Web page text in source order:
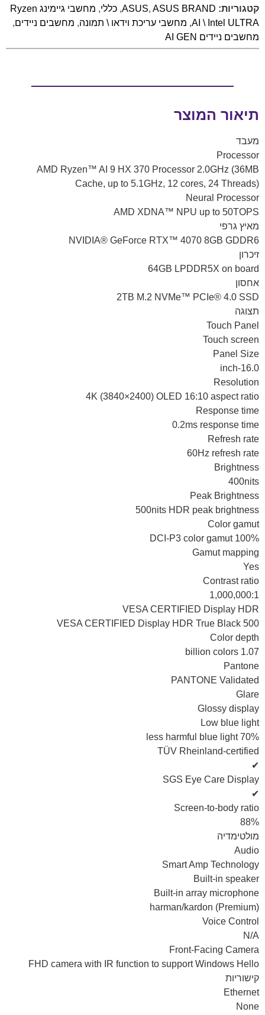
קטגוריות:
ASUS, ASUS BRAND
, כללי,
מחשבי גיימינג Ryzen
AI \ Intel ULTRA
, מחשבי עריכת וידאו \ תמונה, מחשבים ניידים,
מחשבים ניידים AI GEN
תיאור המוצר
מעבד
Processor
AMD Ryzen™ AI 9 HX 370 Processor 2.0GHz (36MB
Cache, up to 5.1GHz, 12 cores, 24 Threads)
Neural Processor
AMD XDNA™ NPU up to 50TOPS
מאיץ גרפי
NVIDIA® GeForce RTX™ 4070 8GB GDDR6
זיכרון
64GB LPDDR5X on board
אחסון
2TB M.2 NVMe™ PCIe® 4.0 SSD
תצוגה
Touch Panel
Touch screen
Panel Size
16.0-inch
Resolution
4K (3840×2400) OLED 16:10 aspect ratio
Response time
0.2ms response time
Refresh rate
60Hz refresh rate
Brightness
400nits
Peak Brightness
500nits HDR peak brightness
Color gamut
100% DCI-P3 color gamut
Gamut mapping
Yes
Contrast ratio
1,000,000:1
VESA CERTIFIED Display HDR
VESA CERTIFIED Display HDR True Black 500
Color depth
1.07 billion colors
Pantone
PANTONE Validated
Glare
Glossy display
Low blue light
70% less harmful blue light
TÜV Rheinland-certified
✔
SGS Eye Care Display
✔
Screen-to-body ratio
88%
מולטימדיה
Audio
Smart Amp Technology
Built-in speaker
Built-in array microphone
harman/kardon (Premium)
Voice Control
N/A
Front-Facing Camera
FHD camera with IR function to support Windows Hello
קישוריות
Ethernet
None